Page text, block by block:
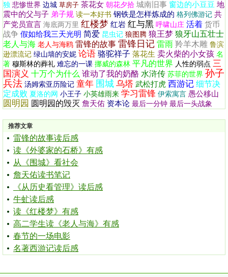
独 悲惨世界 边城 草房子 茶花女 朝花夕拾 城南旧事 窗边的小豆豆 地
震中的父与子 弟子规 读一本好书 钢铁是怎样炼成的 格列佛游记 共
产党员宣言 海底两万里 红楼梦 红岩 红与黑 呼啸山庄 活着 货币
战争 假如给我三天光明 简爱 昆虫记 狼图腾 狼王梦 狼牙山五壮士
老人与海 老人与海鸥 雷锋的故事 雷锋日记 雷雨 羚羊木雕 鲁滨
逊漂流记 绿山墙的安妮 论语 骆驼祥子 落花生 卖火柴的小女孩 名
著 穆斯林的葬礼 难忘的一课 挪威的森林 平凡的世界 人性的弱点 三
国演义 十万个为什么 谁动了我的奶酪 水浒传 苏菲的世界 孙子
兵法 汤姆索亚历险记 童年 围城 乌塔 武松打虎 西游记 细节决
定成败 夏洛的网 小王子 小英雄雨来 学习雷锋 伊索寓言 愚公移山
圆明园 圆明园的毁灭 詹天佑 资本论 最后一分钟 最后一头战象
推荐文章
雷锋的故事读后感
读《外婆家的石桥》有感
从《围城》看社会
詹天佑读书笔记
《从历史看管理》读后感
牛虻读后感
读《红楼梦》有感
高二学生读《老人与海》有感
春节的一场电影
名著西游记读后感